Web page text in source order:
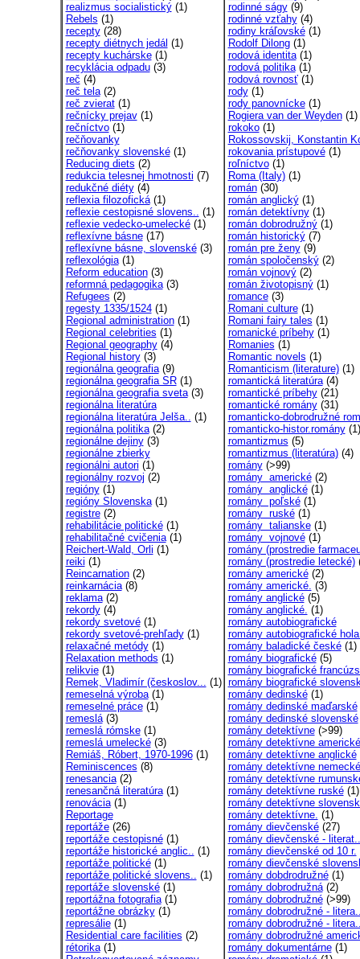
realizmus socialistický(1)
Rebels (1)
recepty(28)
recepty diétnych jedál (1)
recepty kuchárske(1)
recyklácia odpadu(3)
reč (4)
reč tela(2)
reč zvierat(1)
rečnícky prejav(1)
rečníctvo(1)
rečňovanky
rečňovanky slovenské(1)
Reducing diets (2)
redukcia telesnej hmotnosti (7)
redukčné diéty(4)
reflexia filozofická(1)
reflexie cestopisné slovens.. (1)
reflexie vedecko-umelecké(1)
reflexívne básne(17)
reflexívne básne, slovenské(3)
reflexológia(1)
Reform education(3)
reformná pedagogika(3)
Refugees (2)
regesty 1335/1524(1)
Regional administration(1)
Regional celebrities (1)
Regional geography(4)
Regional history(3)
regionálna geografia(9)
regionálna geografia SR(1)
regionálna geografia sveta(3)
regionálna literatúra
regionálna literatúra Jelša.. (1)
regionálna politika(2)
regionálne dejiny(3)
regionálne zbierky
regionálni autori (1)
regionálny rozvoj (2)
regióny(1)
regióny Slovenska(1)
registre(2)
rehabilitácie politické(1)
rehabilitačné cvičenia(1)
Reichert-Wald, Orli (1)
reiki (1)
Reincarnation(2)
reinkarnácia(8)
reklama(2)
rekordy(4)
rekordy svetové(1)
rekordy svetové-prehľady(1)
relaxačné metódy(1)
Relaxation methods (1)
relikvie(1)
Remek, Vladimír (českoslov... (1)
remeselná výroba(1)
remeselné práce(1)
remeslá(3)
remeslá rómske(1)
remeslá umelecké(3)
Remiáš, Róbert, 1970-1996(1)
Reminiscences (8)
renesancia(2)
renesančná literatúra(1)
renovácia(1)
Reportage
reportáže(26)
reportáže cestopisné(1)
reportáže historické anglic.. (1)
reportáže politické(1)
reportáže politické slovens.. (1)
reportáže slovenské(1)
reportážna fotografia(1)
reportážne obrázky(1)
represálie(1)
Residential care facilities (2)
rétorika(1)
rodinné ságy(9)
rodinné vzťahy(4)
rodiny kráľovské(1)
Rodolf Dilong(1)
rodová identita(1)
rodová politika(1)
rodová rovnosť(1)
rody(1)
rody panovnícke(1)
Rogiera van der Weyden(1)
rokoko(1)
Rokossovskij, Konstantin
rokovania prístupové(1)
roľníctvo(1)
Roma (Italy)(1)
román(30)
román anglický(1)
román detektívny(1)
román dobrodružný(1)
román historický(7)
román pre ženy(9)
román spoločenský(2)
román vojnový(2)
román životopisný(1)
romance(3)
Romani culture(1)
Romani fairy tales (1)
romanické príbehy(1)
Romanies (1)
Romantic novels (1)
Romanticism (literature)(1)
romantická literatúra(4)
romantické príbehy(21)
romantické romány(31)
romanticko-dobrodružné
romanticko-histor.romány(1)
romantizmus (5)
romantizmus (literatúra)(4)
romány(>99)
romány americké(2)
romány anglické(1)
romány poľské(1)
romány ruské(1)
romány talianske(1)
romány vojnové(1)
romány (prostredie
romány (prostredie letecké)
romány americké(2)
romány americké. (3)
romány anglické(5)
romány anglické. (1)
romány autobiografické
romány autobiografické
romány baladické české(1)
romány biografické(5)
romány biografické
romány biografické
romány dedinské(1)
romány dedinské maďarské
romány dedinské slovenské
romány detektívne(>99)
romány detektívne americké
romány detektívne anglické
romány detektívne nemecké
romány detektívne
romány detektívne ruské(1)
romány detektívne
romány detektívne. (1)
romány dievčenské(27)
romány dievčenské - literat..
romány dievčenské od 10 r.
romány dievčenské
romány dobdrodružné(1)
romány dobrodružná(2)
romány dobrodružné(>99)
romány dobrodružné -
romány dobrodružné -
romány dobrodružné
romány dokumentárne(1)